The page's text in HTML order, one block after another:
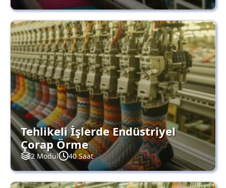
Tehlikeli İşlerde Endüstriyel
Çorap Örme
2 Modül 40 Saat